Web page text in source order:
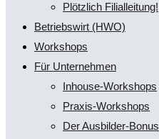
Plötzlich Filialleitung!
Betriebswirt (HWO)
Workshops
Für Unternehmen
Inhouse-Workshops
Praxis-Workshops
Der Ausbilder-Bonus